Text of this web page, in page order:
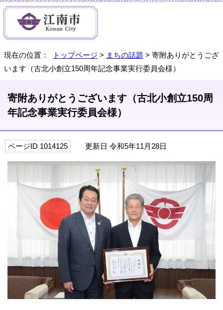
現在の位置： トップページ > まちの話題 > 寄附ありがとうござ
います（古北小創立150周年記念事業実行委員会様）
寄附ありがとうございます（古北小創立150周
年記念事業実行委員会様）
ページID 1014125 更新日 令和5年11月28日